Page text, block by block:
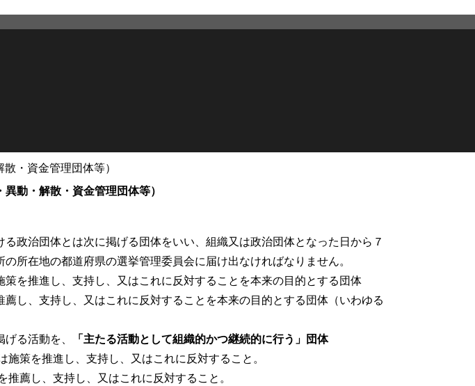
・資金管理団体等）
動・解散・資金管理団体等）
政治団体とは次に掲げる団体をいい、組織又は政治団体となった日から７
の所在地の都道府県の選挙管理委員会に届け出なければなりません。
策を推進し、支持し、又はこれに反対することを本来の目的とする団体
薦し、支持し、又はこれに反対することを本来の目的とする団体（いわゆる
げる活動を、
「主たる活動として組織的かつ継続的に行う」団体
施策を推進し、支持し、又はこれに反対すること。
推薦し、支持し、又はこれに反対すること。